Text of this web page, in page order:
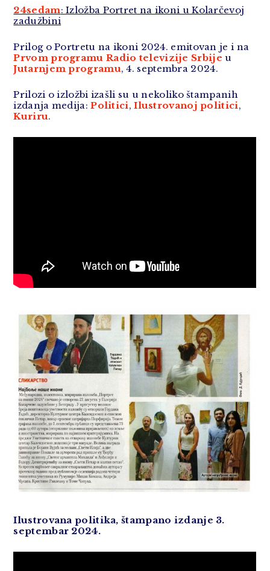
24sedam: Izložba Portret na ikoni u Kolarčevoj
zadužbini
Prilog o Portretu na ikoni 2024. emitovan je i na
Prvom programu Radio televizije Srbije u
Jutarnjem programu, 4. septembra 2024.
Prilozi o izložbi izašli su u nekoliko štampanih
izdanja medija:Politici,Ilustrovanoj politici,
Kuriru.
Ilustrovana politika, štampano izdanje 3.
septembar 2024.